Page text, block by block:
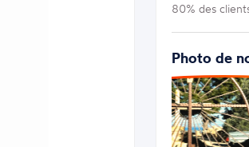
80% des
Photo de